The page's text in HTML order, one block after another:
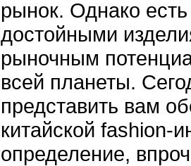
рынок. Однако
достойными
рыночным
всей планеты.
представить вам
китайской fashion-
определение,